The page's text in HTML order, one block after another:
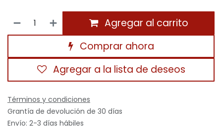
Agregar al carrito
Comprar ahora
Agregar a la lista de deseos
Términos y condiciones
Grantía de devolución de 30 días
Envío: 2-3 días hábiles